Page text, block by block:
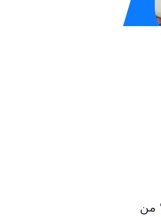
من